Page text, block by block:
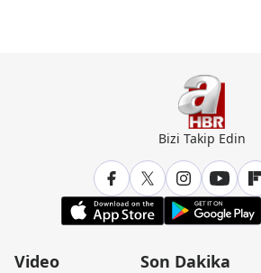
Bizi Takip Edin
Video
Son Dakika